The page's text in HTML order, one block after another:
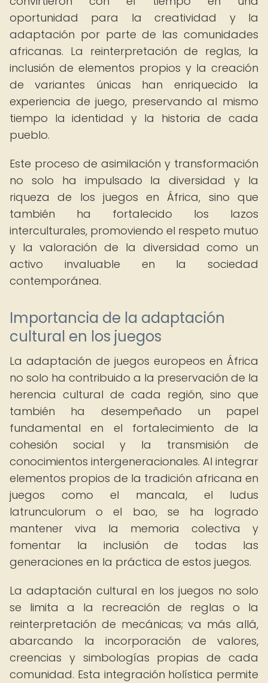
oportunidad para la creatividad y la
adaptación por parte de las comunidades
africanas. La reinterpretación de reglas, la
inclusión de elementos propios y la creación
de variantes únicas han enriquecido la
experiencia de juego, preservando al mismo
tiempo la identidad y la historia de cada
pueblo.
Este proceso de asimilación y transformación
no solo ha impulsado la diversidad y la
riqueza de los juegos en África, sino que
también ha fortalecido los lazos
interculturales, promoviendo el respeto mutuo
y la valoración de la diversidad como un
activo invaluable en la sociedad
contemporánea.
Importancia de la adaptación
cultural en los juegos
La adaptación de juegos europeos en África
no solo ha contribuido a la preservación de la
herencia cultural de cada región, sino que
también ha desempeñado un papel
fundamental en el fortalecimiento de la
cohesión social y la transmisión de
conocimientos intergeneracionales. Al integrar
elementos propios de la tradición africana en
juegos como el mancala, el ludus
latrunculorum o el bao, se ha logrado
mantener viva la memoria colectiva y
fomentar la inclusión de todas las
generaciones en la práctica de estos juegos.
La adaptación cultural en los juegos no solo
se limita a la recreación de reglas o la
reinterpretación de mecánicas; va más allá,
abarcando la incorporación de valores,
creencias y simbologías propias de cada
comunidad. Esta integración holística permite